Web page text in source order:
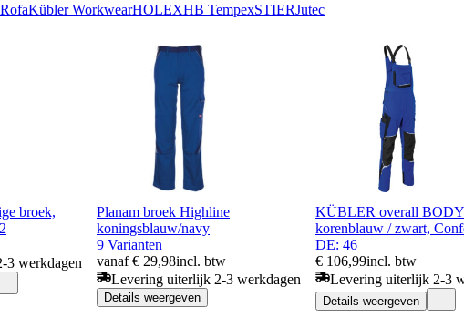
RofaKübler WorkwearHOLEXHB TempexSTIERJutec
broek,
3 werkdagen
Planam broek Highline
koningsblauw/navy
9 Varianten
vanaf € 29,98incl. btw
Levering uiterlijk 2-3 werkdagen
Details weergeven
KÜBLER overall
korenblauw / zwart,
DE: 46
€ 106,99incl. btw
Levering uiterlijk 2-3
Details weergeven